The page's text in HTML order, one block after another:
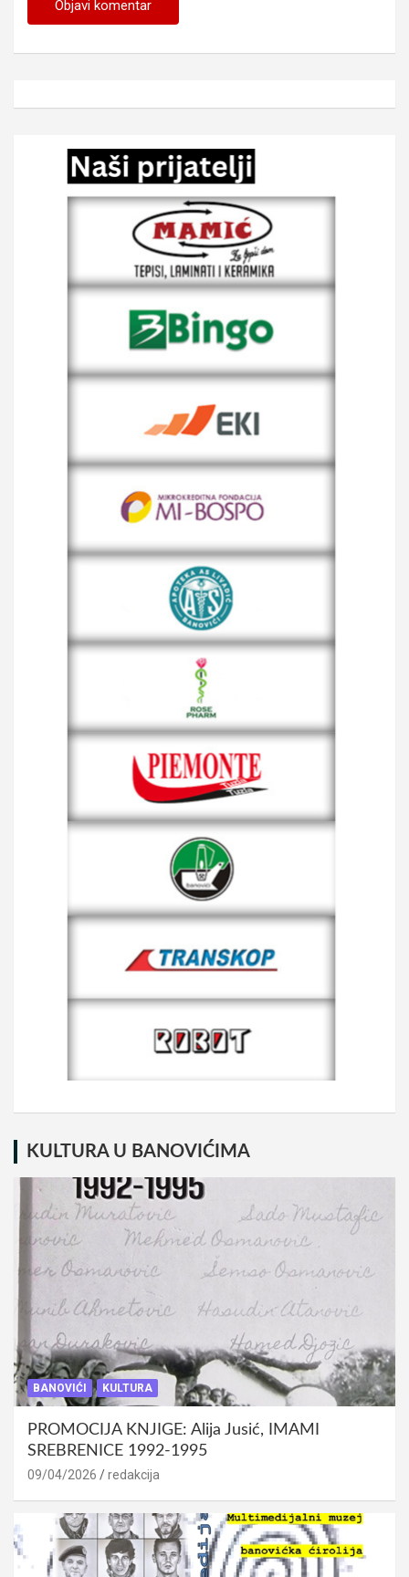
KULTURA U BANOVIĆIMA
BANOVIĆI KULTURA
PROMOCIJA KNJIGE: Alija Jusić, IMAMI
SREBRENICE 1992-1995
09/04/2026 redakcija